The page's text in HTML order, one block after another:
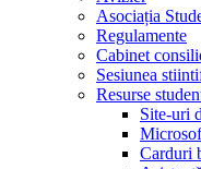
Asociația
Regulamente
Cabinet
Sesiunea
Resurse
Site-uri
Carduri